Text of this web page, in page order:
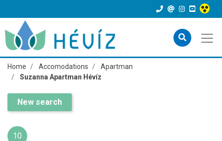
Home Accomodations
Apartman
Suzanna Apartman Hévíz
New search
10